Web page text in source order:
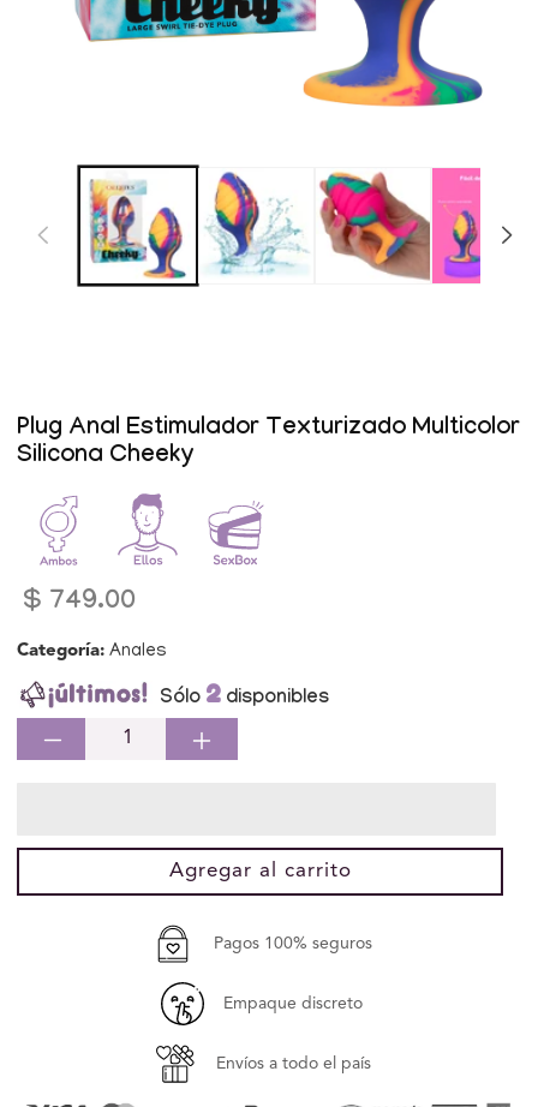
elemento
multimedia
en
ventana
Plug Anal Estimulador Texturizado Multicolor
Silicona Cheeky
Precio
$ 749.00
Categoría: Anales
Sólo 2 disponibles
Reducir
Anal
Estimulador
Texturizado
Multicolor
Silicona
Cheeky
Aumentar
Anal
Estimulador
Multicolor
Cheeky
Agregar al carrito
Pagos 100% seguros
Empaque discreto
Envíos a todo el país